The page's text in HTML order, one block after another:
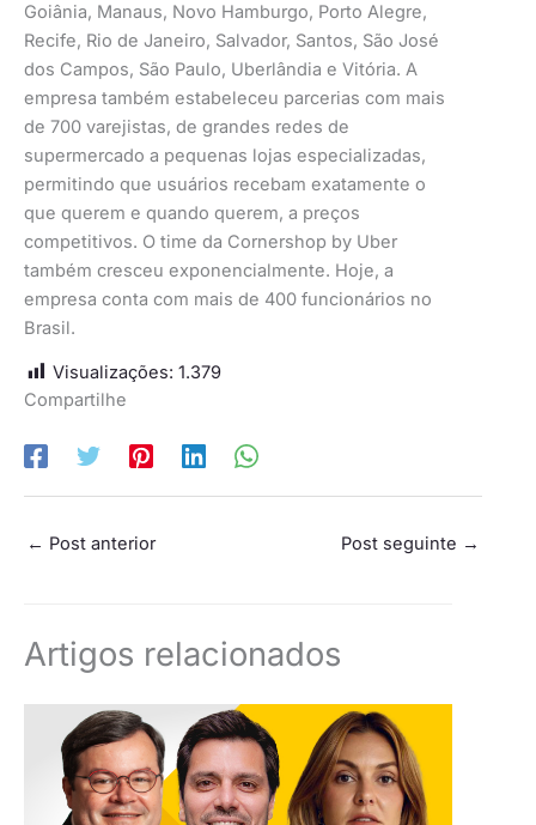
Goiânia, Manaus, Novo Hamburgo, Porto Alegre,
Recife, Rio de Janeiro, Salvador, Santos, São José
dos Campos, São Paulo, Uberlândia e Vitória. A
empresa também estabeleceu parcerias com mais
de 700 varejistas, de grandes redes de
supermercado a pequenas lojas especializadas,
permitindo que usuários recebam exatamente o
que querem e quando querem, a preços
competitivos. O time da Cornershop by Uber
também cresceu exponencialmente. Hoje, a
empresa conta com mais de 400 funcionários no
Brasil.
Visualizações: 1.379
Compartilhe
← Post anterior Post seguinte →
Artigos relacionados